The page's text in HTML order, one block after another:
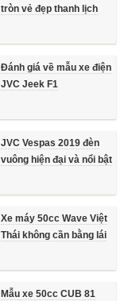
tròn vẻ đẹp thanh lịch
Đánh giá về mẫu xe điện
JVC Jeek F1
JVC Vespas 2019 đèn
vuông hiện đại và nổi bật
Xe máy 50cc Wave Việt
Thái không cần bằng lái
Mẫu xe 50cc CUB 81